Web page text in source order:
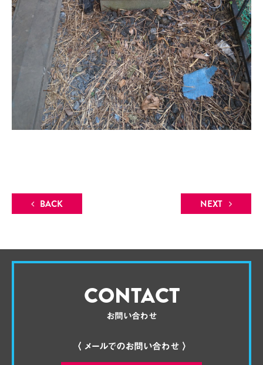
BACK NEXT
CONTACT
お問い合わせ
〈 メールでのお問い合わせ 〉